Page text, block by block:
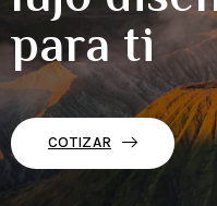
para ti
COTIZAR